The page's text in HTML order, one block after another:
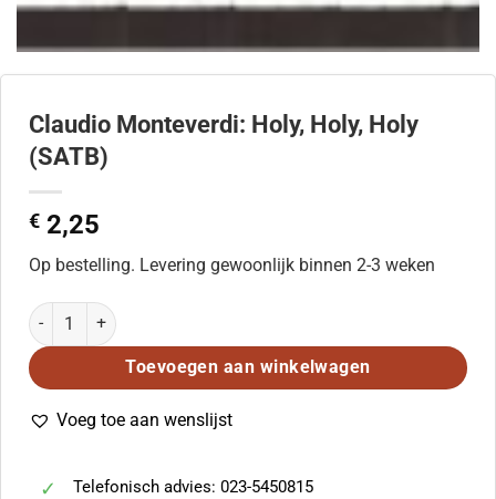
Claudio Monteverdi: Holy, Holy, Holy
(SATB)
€ 2,25
Op bestelling. Levering gewoonlijk binnen 2-3 weken
Claudio Monteverdi: Holy, Holy, Holy (SATB) aantal
Toevoegen aan winkelwagen
Voeg toe aan wenslijst
Telefonisch advies: 023-5450815